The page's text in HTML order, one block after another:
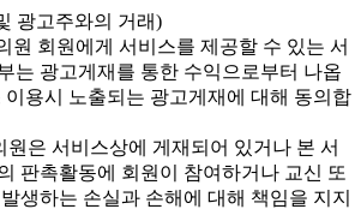
광고주와의 거래)
원 회원에게 서비스를 제공할 수 있는 서
는 광고게재를 통한 수익으로부터 나옵
이용시 노출되는 광고게재에 대해 동의합
원은 서비스상에 게재되어 있거나 본 서
판촉활동에 회원이 참여하거나 교신 또
생하는 손실과 손해에 대해 책임을 지지